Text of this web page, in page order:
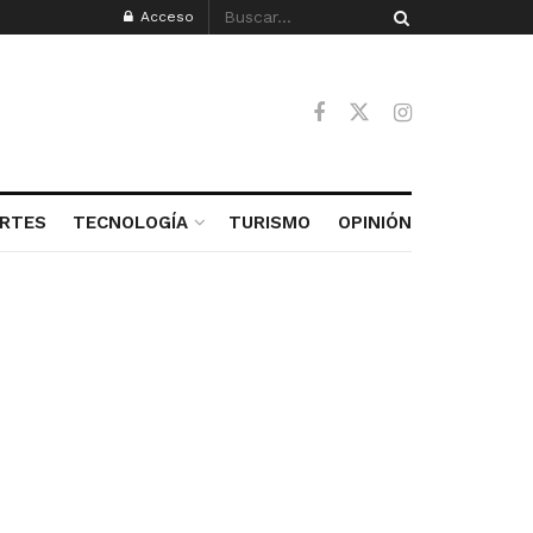
Acceso
TECNOLOGÍA TURISMO OPINIÓN